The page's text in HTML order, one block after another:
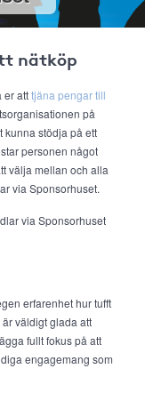
nätköp
er atttjäna pengar till
på
kunna stödja på ett
personen något
välja mellan och alla
via Sponsorhuset.
via Sponsorhuset
erfarenhet hur tufft
väldigt glada att
fullt fokus på att
engagemang som